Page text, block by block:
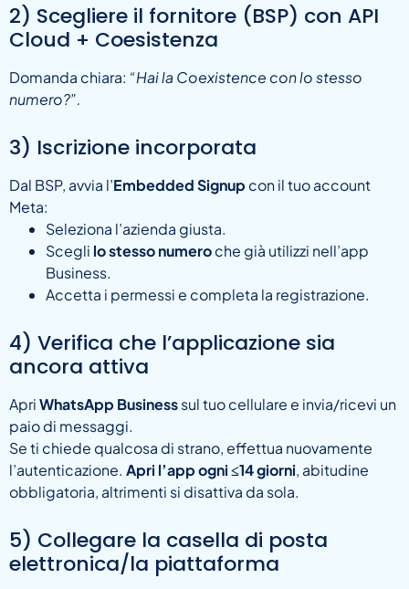
2) Scegliere il fornitore (BSP) con API
Cloud + Coesistenza
Domanda chiara: “Hai la Coexistence con lo stesso
numero?”.
3) Iscrizione incorporata
Dal BSP, avvia l’Embedded Signup con il tuo account
Meta:
Seleziona l’azienda giusta.
Scegli lo stesso numeroche già utilizzi nell’app
Business.
Accetta i permessi e completa la registrazione.
4) Verifica che l’applicazione sia
ancora attiva
ApriWhatsApp Businesssul tuo cellulare e invia/ricevi un
paio di messaggi.
Se ti chiede qualcosa di strano, effettua nuovamente
l’autenticazione. Apri l’app ogni ≤14 giorni, abitudine
obbligatoria, altrimenti si disattiva da sola.
5) Collegare la casella di posta
elettronica/la piattaforma